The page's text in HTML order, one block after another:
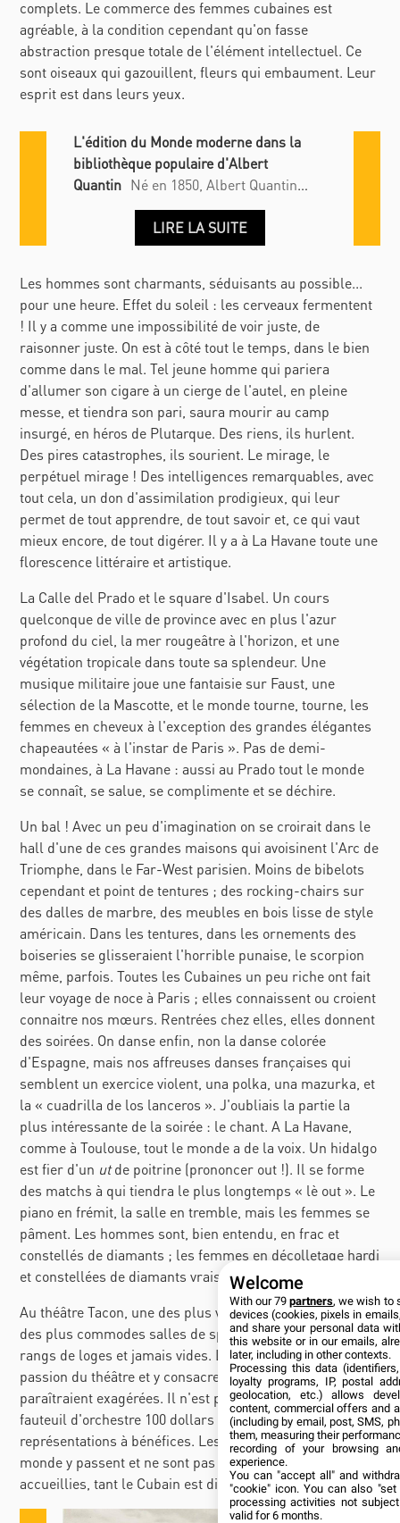
complets. Le commerce des femmes cubaines est
agréable, à la condition cependant qu'on fasse
abstraction presque totale de l'élément intellectuel. Ce
sont oiseaux qui gazouillent, fleurs qui embaument. Leur
esprit est dans leurs yeux.
L'édition du Monde moderne dans la
bibliothèque populaire d'Albert
Quantin Né en 1850, Albert Quantin
rachète en 1876 le fonds de l'imprimerie
de Jules Claye, située au 7 de la rue
Saint Benoit, l'une des plus grandes
qui excelle dans l'édition de « beaux
livres ». Possédant le monopole de
l'imprimerie du Palais-Bourbon, il en
publie les comptes-rendus analytiques.
À cela s'ajoutent d'autres collections
spécialisées : une « bibliothèque
parlementaire », une « militaire » et une
« populaire ». C’est de cette dernière
collection que sont présentés les tomes
successifs du « Monde Moderne »
édités chaque semestre. En éditant à
partir de 1895 cette « bibliothèque
populaire », Albert Quantin créé une
collection destinée à un large public et
regroupant des textes d’écrivains plus
ou moins célèbres sur des sujets
d’actualité tels que la littérature,
l’histoire, le commerce, le sport ou les
voyages. L’éditeur avait la volonté d’en
faire la revue qui reflétait le mieux son
temps. Ce « reportage » du français
Georges Caron y a été publié en avril
1897. L’auteur y raconte son arrivée à
Cuba et exprime son ressenti sur le
et certaines habitudes expliquées sont
parfois proches de la réalité
d’aujourd’hui… Évidemment, le tableau
se place 11 ans seulement après la mise
en pratique de l’abolition de l’esclavage.
Quant à l’égalité « officielle » entre
Noirs et Blancs, elle ne date que de
1893, soit 4 ans avant cette chronique…
C’est pourquoi on se doit de garder à
l’esprit la date de rédaction de cette
chronique et Cubanía a choisi de la
publier « tel quel », sans occulter les
références et rapports de l’époque.
Les hommes sont charmants, séduisants au possible...
pour une heure. Effet du soleil : les cerveaux fermentent
! Il y a comme une impossibilité de voir juste, de
raisonner juste. On est à côté tout le temps, dans le bien
comme dans le mal. Tel jeune homme qui pariera
d'allumer son cigare à un cierge de l'autel, en pleine
messe, et tiendra son pari, saura mourir au camp
insurgé, en héros de Plutarque. Des riens, ils hurlent.
Des pires catastrophes, ils sourient. Le mirage, le
perpétuel mirage ! Des intelligences remarquables, avec
tout cela, un don d'assimilation prodigieux, qui leur
permet de tout apprendre, de tout savoir et, ce qui vaut
mieux encore, de tout digérer. Il y a à La Havane toute une
florescence littéraire et artistique.
La Calle del Prado et le square d'Isabel. Un cours
quelconque de ville de province avec en plus l'azur
profond du ciel, la mer rougeâtre à l'horizon, et une
végétation tropicale dans toute sa splendeur. Une
musique militaire joue une fantaisie sur Faust, une
sélection de la Mascotte, et le monde tourne, tourne, les
femmes en cheveux à l'exception des grandes élégantes
chapeautées « à l'instar de Paris ». Pas de demi-
mondaines, à La Havane : aussi au Prado tout le monde
se connaît, se salue, se complimente et se déchire.
Un bal ! Avec un peu d'imagination on se croirait dans le
hall d'une de ces grandes maisons qui avoisinent l'Arc de
Triomphe, dans le Far-West parisien. Moins de bibelots
cependant et point de tentures ; des rocking-chairs sur
des dalles de marbre, des meubles en bois lisse de style
américain. Dans les tentures, dans les ornements des
boiseries se glisseraient l'horrible punaise, le scorpion
même, parfois. Toutes les Cubaines un peu riche ont fait
leur voyage de noce à Paris ; elles connaissent ou croient
connaitre nos mœurs. Rentrées chez elles, elles donnent
des soirées. On danse enfin, non la danse colorée
d'Espagne, mais nos affreuses danses françaises qui
semblent un exercice violent, una polka, una mazurka, et
la « cuadrilla de los lanceros ». J'oubliais la partie la
plus intéressante de la soirée : le chant. A La Havane,
comme à Toulouse, tout le monde a de la voix. Un hidalgo
est fier d'un utde poitrine (prononcer out !). Il se forme
des matchs à qui tiendra le plus longtemps « lè out ». Le
piano en frémit, la salle en tremble, mais les femmes se
pâment. Les hommes sont, bien entendu, en frac et
constellés de diamants ; les femmes en décolletage hardi
et constellées de diamants vrais ou faux.
Au théâtre Tacon, une des plus vastes, des plus belles,
des plus commodes salles de spectacle du monde. Cinq
rangs de loges et jamais vides. Les Cubains ont la
passion du théâtre et y consacrent des sommes qui
paraîtraient exagérées. Il n'est pas rare de payer un
fauteuil d'orchestre 100 dollars (500fr.) aux
représentations à bénéfices. Les meilleures troupes du
monde y passent et ne sont pas sûres d'y être bien
accueillies, tant le Cubain est difficile!
Welcome
With our 79partners, we wish to
devices (cookies, pixels in
and share your personal data
this website or in our emails,
later, including in other contexts.
Processing this data
loyalty programs, IP, postal
geolocation, etc.) allows
content, commercial offers and
(including by email, post, SMS,
them, measuring their
recording of your browsing
experience.
You can "accept all" and
"cookie" icon. You can also
processing activities not
valid for 6 months.